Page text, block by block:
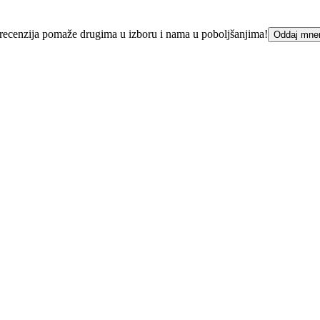
pomaže drugima u izboru i nama u poboljšanjima! Oddaj